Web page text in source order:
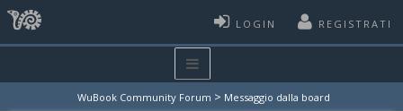
LOGIN REGISTRATI
WuBook Community Forum > Messaggio dalla board